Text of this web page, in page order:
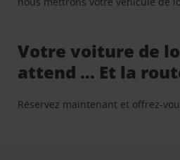
Votre voiture de
attend … Et la
Réservez maintenant et offrez-